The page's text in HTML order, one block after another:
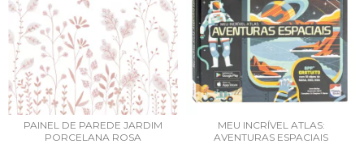
PAINEL DE PAREDE JARDIM
PORCELANA ROSA
MEU INCRÍVEL ATLAS:
AVENTURAS ESPACIAIS